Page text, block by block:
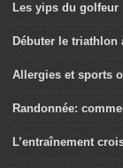
Les yips du golfeur
Débuter le triathlon
Allergies et sports
Randonnée:
L’entraînement